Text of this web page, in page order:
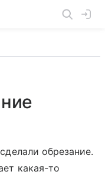
обрезание.
какая-то